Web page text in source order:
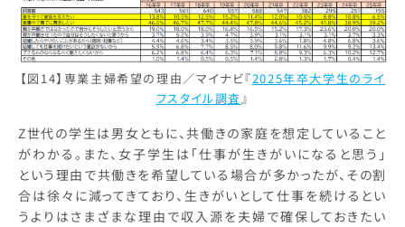
【図14】専業主婦希望の理由／マイナビ『2025年卒大学生のライ
フスタイル調査』
Z世代の学生は男女ともに、共働きの家庭を想定していること
がわかる。また、女子学生は「仕事が生きがいになると思う」
という理由で共働きを希望している場合が多かったが、その割
合は徐々に減ってきており、生きがいとして仕事を続けるとい
うよりはさまざまな理由で収入源を夫婦で確保しておきたい